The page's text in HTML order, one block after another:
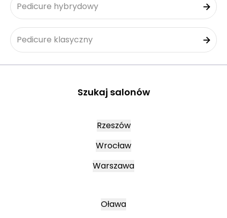
Pedicure hybrydowy
Pedicure klasyczny
Szukaj salonów
Rzeszów
Wrocław
Warszawa
Oława